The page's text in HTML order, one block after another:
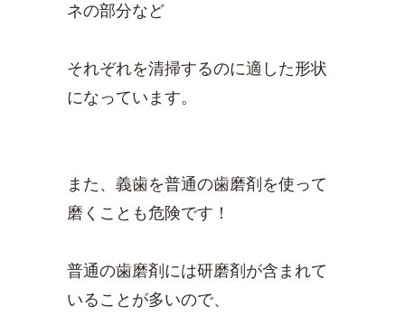
ネの部分など
それぞれを清掃するのに適した形状
になっています。
また、義歯を普通の歯磨剤を使って
磨くことも危険です！
普通の歯磨剤には研磨剤が含まれて
いることが多いので、